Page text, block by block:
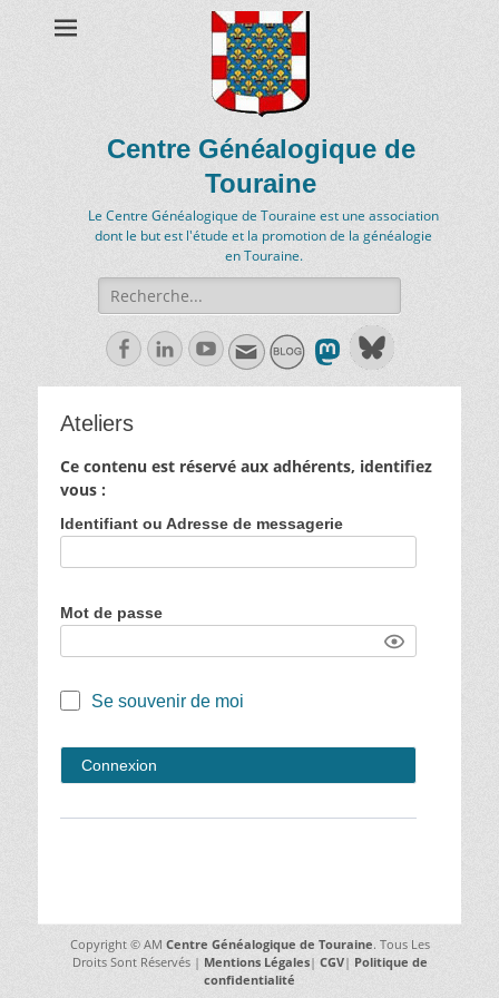
Centre Généalogique de
Touraine
Le Centre Généalogique de Touraine est une association
dont le but est l'étude et la promotion de la généalogie
en Touraine.
Recherche
de:
FacebookLinkedln
Youtube
Ateliers
Ce contenu est réservé aux adhérents, identifiez
vous :
Identifiant ou Adresse de messagerie
Mot de passe
Se souvenir de moi
Copyright © AM Centre Généalogique de Touraine. Tous Les
Droits Sont Réservés | Mentions Légales| CGV| Politique de
confidentialité